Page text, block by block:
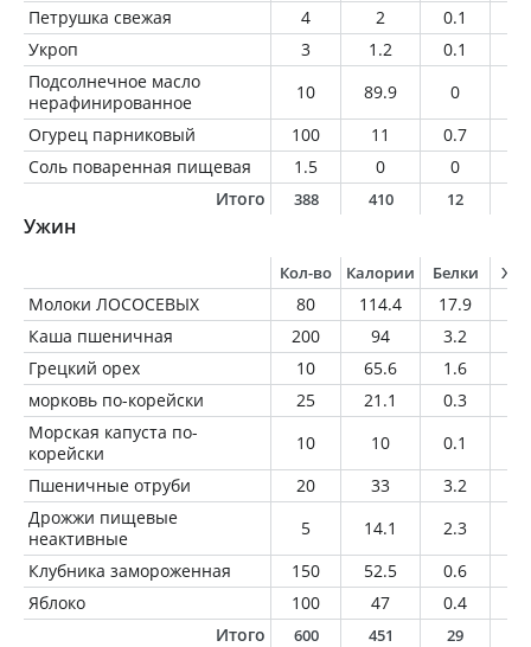
Петрушка свежая
4 2 0.1
Укроп
3 1.2 0.1
Подсолнечное масло
нерафинированное
10 89.9 0
Огурец парниковый
100 11 0.7
Соль поваренная пищевая
1.5 0 0
Итого
388 410 12
Ужин
Кол-во Калории Белки
Молоки ЛОСОСЕВЫХ 80 114.4 17.9
Каша пшеничная
200 94 3.2
Грецкий орех
10 65.6 1.6
морковь по-корейски
25 21.1 0.3
Морская капуста по-
корейски
10 10 0.1
Пшеничные отруби
20 33 3.2
Дрожжи пищевые
неактивные
5 14.1 2.3
Клубника замороженная
150 52.5 0.6
Яблоко
100 47 0.4
Итого
600 451 29